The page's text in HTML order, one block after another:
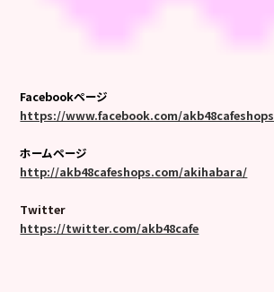
Facebookページ
https://www.facebook.com/akb48cafeshops
ホームページ
http://akb48cafeshops.com/akihabara/
Twitter
https://twitter.com/akb48cafe